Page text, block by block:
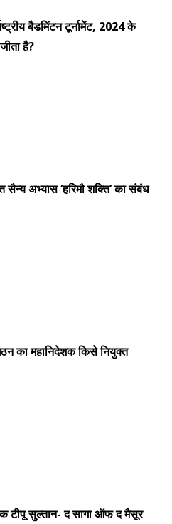
बैडमिंटन टूर्नामेंट, 2024 के
है?
सैन्य अभ्यास ‘हरिमौ शक्ति’ का संबंध
का महानिदेशक किसे नियुक्त
टीपू सुल्तान- द सागा ऑफ द मैसूर